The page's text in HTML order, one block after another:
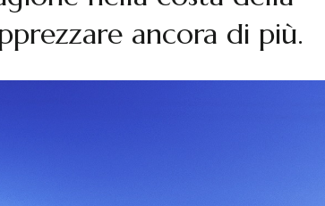
ancora di più.